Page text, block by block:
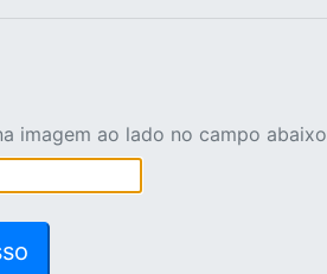
imagem ao lado no campo abaixo